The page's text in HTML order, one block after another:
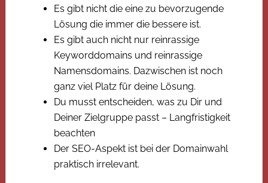
Es gibt nicht die eine zu bevorzugende
Lösung die immer die bessere ist.
Es gibt auch nicht nur reinrassige
Keyworddomains und reinrassige
Namensdomains. Dazwischen ist noch
ganz viel Platz für deine Lösung.
Du musst entscheiden, was zu Dir und
Deiner Zielgruppe passt – Langfristigkeit
beachten
Der SEO-Aspekt ist bei der Domainwahl
praktisch irrelevant.